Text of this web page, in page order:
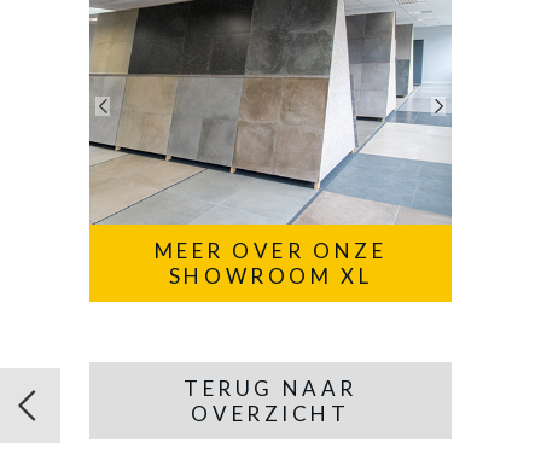
MEER OVER ONZE
SHOWROOM XL
TERUG NAAR
OVERZICHT